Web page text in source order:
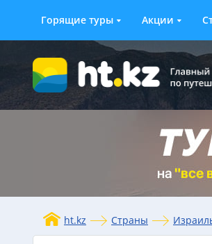
Горящие туры Акции
ht.kz Страны